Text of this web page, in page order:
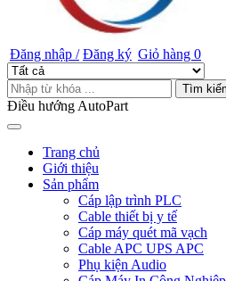
Đăng nhập / Đăng ký Giỏ hàng 0
Tìm
Điều hướng AutoPart
Trang chủ
Giới thiệu
Sản phẩm
Cáp lập trình PLC
Cable thiết bị y tế
Cáp máy quét mã vạch
Cable APC UPS APC
Phụ kiện Audio